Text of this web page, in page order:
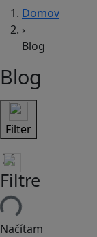
Domov
›
Blog
Blog
Filter
Filtre
Načítam